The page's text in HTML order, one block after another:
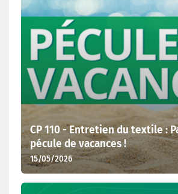
CP 110 - Entretien du textile :
pécule de vacances !
15/05/2026